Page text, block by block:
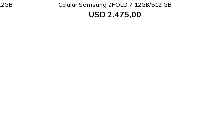
Celular Samsung ZFOLD 7 12GB/512 GB
USD 2.475,00